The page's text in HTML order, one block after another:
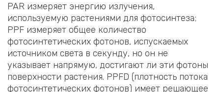
PAR измеряет энергию излучения,
используемую растениями для фотосинтеза;
PPF измеряет общее количество
фотосинтетических фотонов, испускаемых
источником света в секунду, но он не
указывает напрямую, достигают ли эти фотоны
поверхности растения. PPFD (плотность потока
фотосинтетических фотонов) имеет решающее